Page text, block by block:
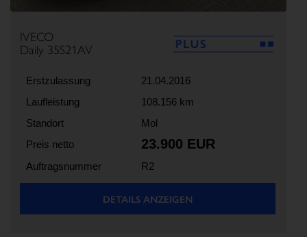
IVECO
Daily 35S21AV
Erstzulassung
21.04.2016
Laufleistung
108.156 km
Standort
Mol
Preis netto
23.900 EUR
Auftragsnummer R2
DETAILS ANZEIGEN